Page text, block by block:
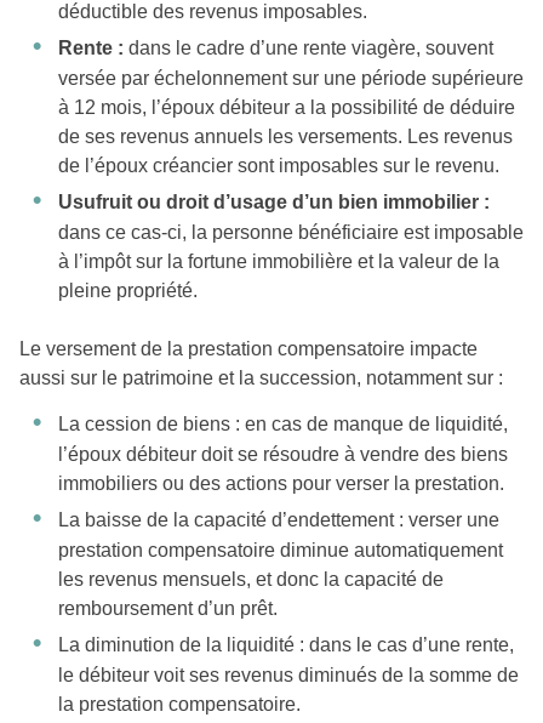
déductible des revenus imposables.
Rente : dans le cadre d’une rente viagère, souvent
versée par échelonnement sur une période supérieure
à 12 mois, l’époux débiteur a la possibilité de déduire
de ses revenus annuels les versements. Les revenus
de l’époux créancier sont imposables sur le revenu.
Usufruit ou droit d’usage d’un bien immobilier :
dans ce cas-ci, la personne bénéficiaire est imposable
à l’impôt sur la fortune immobilière et la valeur de la
pleine propriété.
Le versement de la prestation compensatoire impacte
aussi sur le patrimoine et la succession, notamment sur :
La cession de biens : en cas de manque de liquidité,
l’époux débiteur doit se résoudre à vendre des biens
immobiliers ou des actions pour verser la prestation.
La baisse de la capacité d’endettement : verser une
prestation compensatoire diminue automatiquement
les revenus mensuels, et donc la capacité de
remboursement d’un prêt.
La diminution de la liquidité : dans le cas d’une rente,
le débiteur voit ses revenus diminués de la somme de
la prestation compensatoire.